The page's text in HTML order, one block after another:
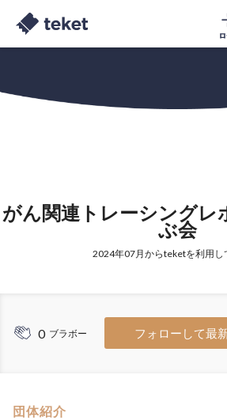
がん関連トレーシングレ
ぶ会
2024年07月からteketを利用し
0 ブラボー フォローして最
団体紹介